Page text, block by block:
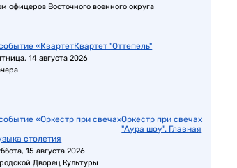
офицеров Восточного военного округа
Квартет "Оттепель"
14 августа 2026
Оркестр при свечах
"Аура шоу". Главная
столетия
15 августа 2026
Дворец Культуры